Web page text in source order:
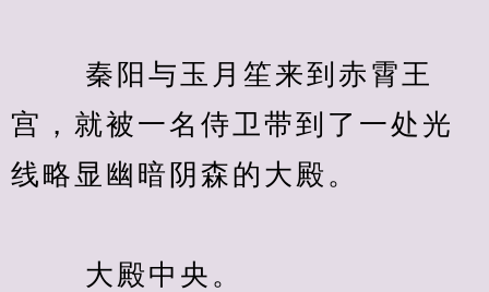
秦阳与玉月笙来到赤霄王
宫，就被一名侍卫带到了一处光
线略显幽暗阴森的大殿。
大殿中央。